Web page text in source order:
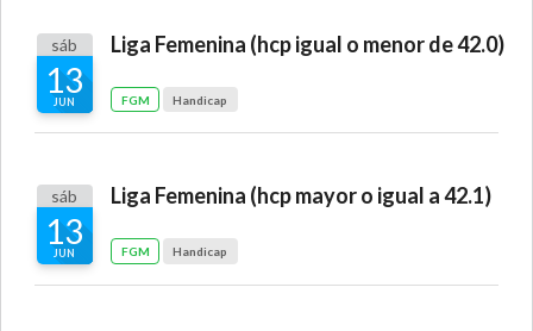
sáb
13
JUN
Liga Femenina (hcp igual o menor de 42.0)
FGM Handicap
sáb
13
JUN
Liga Femenina (hcp mayor o igual a 42.1)
FGM Handicap